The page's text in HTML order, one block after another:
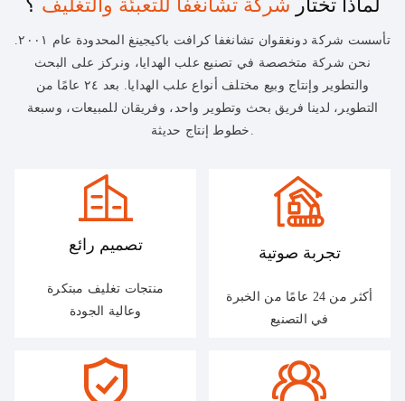
المنزلق
لماذا تختار شركة تشانغفا للتعبئة والتغليف ؟
تأسست شركة دونغقوان تشانغفا كرافت باكيجينغ المحدودة عام ٢٠٠١.
نحن شركة متخصصة في تصنيع علب الهدايا، ونركز على البحث
والتطوير وإنتاج وبيع مختلف أنواع علب الهدايا. بعد ٢٤ عامًا من
التطوير، لدينا فريق بحث وتطوير واحد، وفريقان للمبيعات، وسبعة
تصميم رائع
منتجات تغليف مبتكرة
وعالية الجودة
تجربة صوتية
أكثر من 24 عامًا من الخبرة
في التصنيع